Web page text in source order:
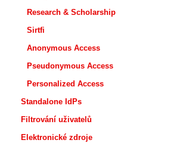
Research & Scholarship
Sirtfi
Anonymous Access
Pseudonymous Access
Personalized Access
Standalone IdPs
Filtrování uživatelů
Elektronické zdroje